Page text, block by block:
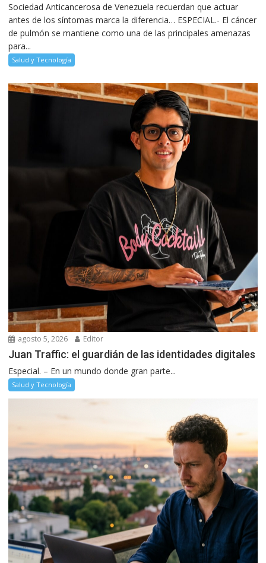
Sociedad Anticancerosa de Venezuela recuerdan que actuar
antes de los síntomas marca la diferencia… ESPECIAL.- El cáncer
de pulmón se mantiene como una de las principales amenazas
para...
Salud y Tecnología
agosto 5, 2026 Editor
Juan Traffic: el guardián de las identidades digitales
Especial. – En un mundo donde gran parte...
Salud y Tecnología